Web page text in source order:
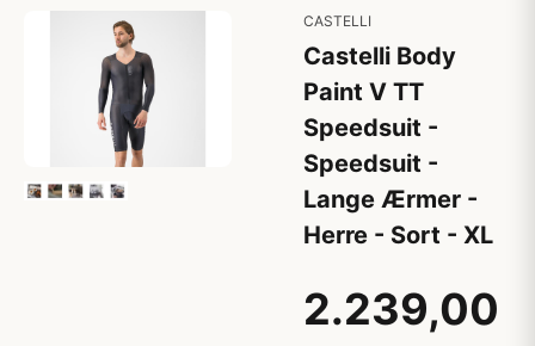
CASTELLI
Castelli Body
Paint V TT
Speedsuit -
Speedsuit -
Lange Ærmer -
Herre - Sort - XL
2.239,00